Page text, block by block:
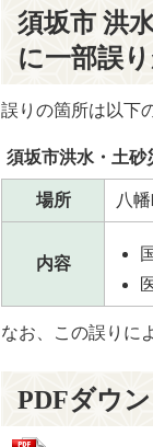
須坂市 洪
に一部誤
誤りの箇所は以下
須坂市洪水・土砂
場所 八
内容
なお、この誤りに
PDFダウ